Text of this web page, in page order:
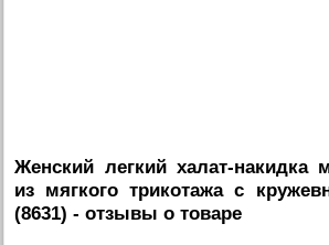
Женский легкий халат-накидка
из мягкого трикотажа с
(8631) - отзывы о товаре